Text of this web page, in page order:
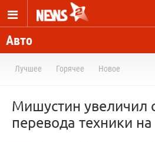
Авто
Лучшее Горячее Новое
Мишустин увеличил
перевода техники